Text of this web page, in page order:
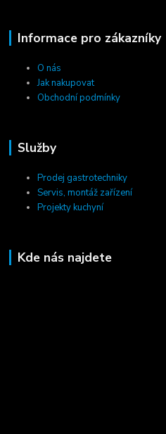
Informace pro zákazníky
O nás
Jak nakupovat
Obchodní podmínky
Služby
Prodej gastrotechniky
Servis, montáž zařízení
Projekty kuchyní
Kde nás najdete